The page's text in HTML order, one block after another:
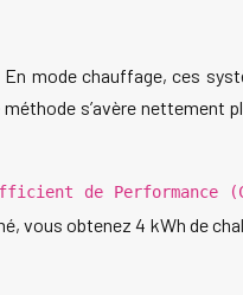
mode chauffage, ces
s’avère nettement
de Performance
vous obtenez 4 kWh de